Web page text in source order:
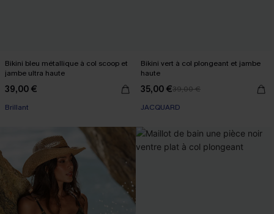
Bikini bleu métallique à col scoop et
jambe ultra haute
39,00 €
Brillant
Bikini vert à col plongeant et jambe
haute
35,00 €39,00 €
JACQUARD